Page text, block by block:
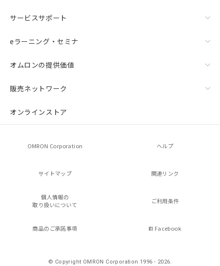
サービスサポート
eラーニング・セミナ
オムロンの提供価値
販売ネットワーク
オンラインストア
OMRON Corporation ヘルプ
サイトマップ 関連リンク
個人情報の
取り扱いについて
ご利用条件
商品のご承諾事項 Facebook
© Copyright OMRON Corporation 1996 - 2026.